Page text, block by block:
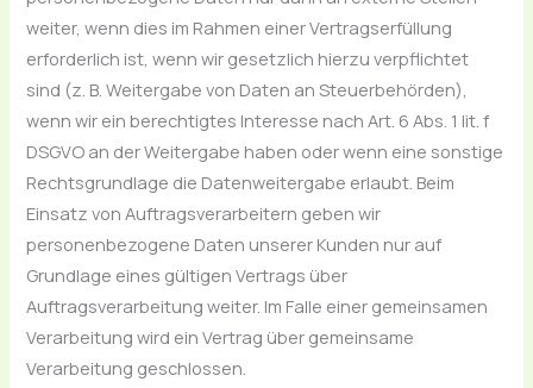
weiter, wenn dies im Rahmen einer Vertragserfüllung
erforderlich ist, wenn wir gesetzlich hierzu verpflichtet
sind (z. B. Weitergabe von Daten an Steuerbehörden),
wenn wir ein berechtigtes Interesse nach Art. 6 Abs. 1 lit. f
DSGVO an der Weitergabe haben oder wenn eine sonstige
Rechtsgrundlage die Datenweitergabe erlaubt. Beim
Einsatz von Auftragsverarbeitern geben wir
personenbezogene Daten unserer Kunden nur auf
Grundlage eines gültigen Vertrags über
Auftragsverarbeitung weiter. Im Falle einer gemeinsamen
Verarbeitung wird ein Vertrag über gemeinsame
Verarbeitung geschlossen.